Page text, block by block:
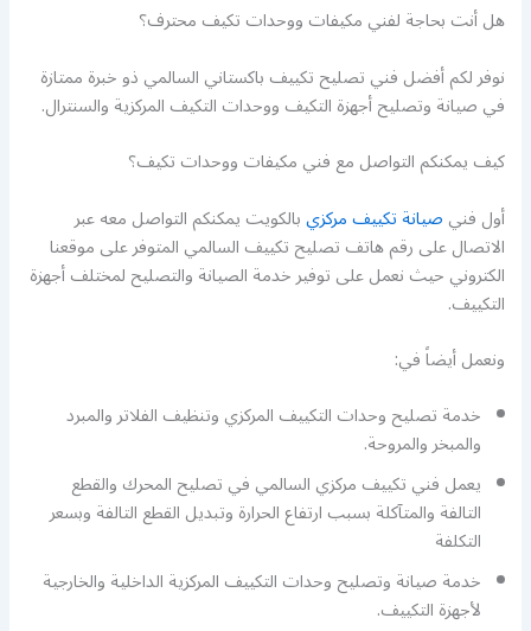
هل أنت بحاجة لفني مكيفات ووحدات تكيف محترف؟
نوفر لكم أفضل فني تصليح تكييف باكستاني السالمي ذو خبرة ممتازة
في صيانة وتصليح أجهزة التكيف ووحدات التكيف المركزية والسنترال.
كيف يمكنكم التواصل مع فني مكيفات ووحدات تكيف؟
أول فنيصيانة تكييف مركزيبالكويت يمكنكم التواصل معه عبر
الاتصال على رقم هاتف تصليح تكييف السالمي المتوفر على موقعنا
الكتروني حيث نعمل على توفير خدمة الصيانة والتصليح لمختلف أجهزة
التكييف.
ونعمل أيضاً في:
خدمة تصليح وحدات التكييف المركزي وتنظيف الفلاتر والمبرد
والمبخر والمروحة.
يعمل فني تكييف مركزي السالمي في تصليح المحرك والقطع
التالفة والمتآكلة بسبب ارتفاع الحرارة وتبديل القطع التالفة وبسعر
التكلفة
خدمة صيانة وتصليح وحدات التكييف المركزية الداخلية والخارجية
لأجهزة التكييف.